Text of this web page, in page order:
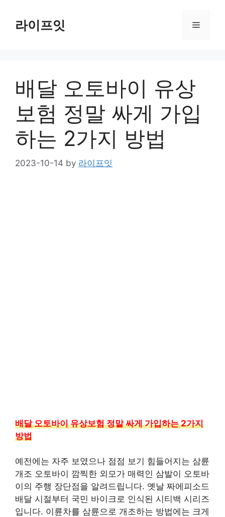
content라이프잇 Menu
배달 오토바이 유상
보험 정말 싸게 가입
하는 2가지 방법
2023-10-14 by 라이프잇
배달 오토바이 유상보험 정말 싸게 가입하는 2가지
방법
예전에는 자주 보였으나 점점 보기 힘들어지는 삼륜
개조 오토바이 깜찍한 외모가 매력인 삼발이 오토바
이의 주행 장단점을 알려드립니다. 옛날 짜에피소드
배달 시절부터 국민 바이크로 인식된 시티백 시리즈
입니다. 이륜차를 삼륜으로 개조하는 방법에는 크게